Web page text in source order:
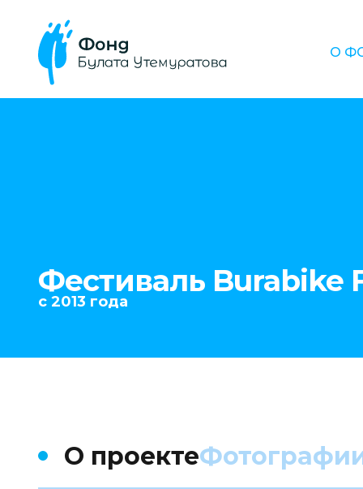
О
Фестиваль Burabike
c 2013 года
О проекте